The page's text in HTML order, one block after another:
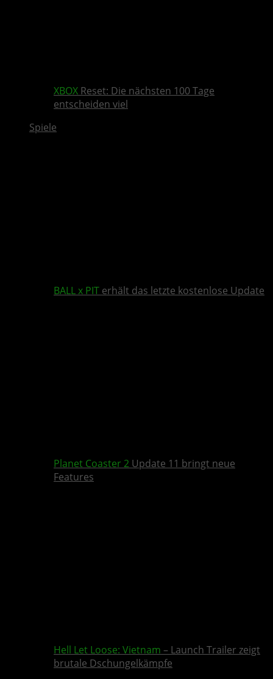
XBOX Reset: Die nächsten 100 Tage
entscheiden viel
Spiele
BALL x PIT erhält das letzte kostenlose Update
Planet Coaster 2 Update 11 bringt neue
Features
Hell Let Loose: Vietnam – Launch Trailer zeigt
brutale Dschungelkämpfe